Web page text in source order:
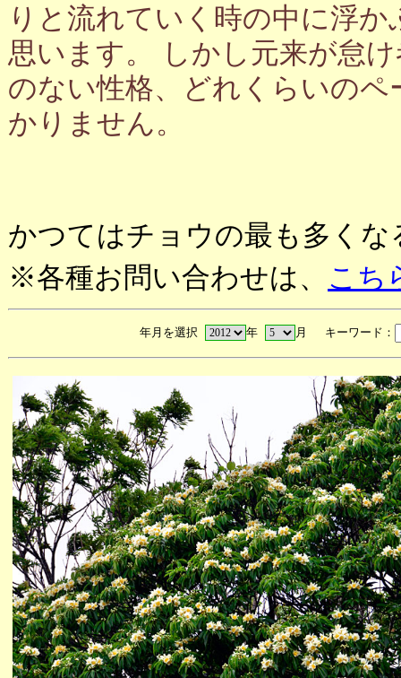
りと流れていく時の中に浮
思います。 しかし元来が怠
のない性格、どれくらいの
かりません。
かつてはチョウの最も多く
※各種お問い合わせは、 こち
年月を選択 年 月 キーワード：